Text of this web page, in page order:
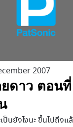
2007
ยดาว ตอน
นยังไงนะ ขึ้นไปถึงแล้